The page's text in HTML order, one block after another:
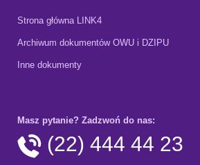
Strona główna LINK4
Archiwum dokumentów OWU i DZIPU
Inne dokumenty
Masz pytanie? Zadzwoń do nas:
(22) 444 44 23